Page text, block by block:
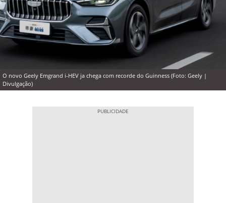
O novo Geely Emgrand i-HEV ja chega com recorde do Guinness (Foto: Geely |
Divulgação)